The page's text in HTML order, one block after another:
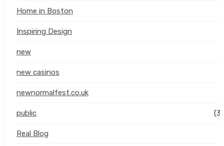
Home in Boston
Inspiring Design
new
new casinos
newnormalfest.co.uk
public
Real Blog